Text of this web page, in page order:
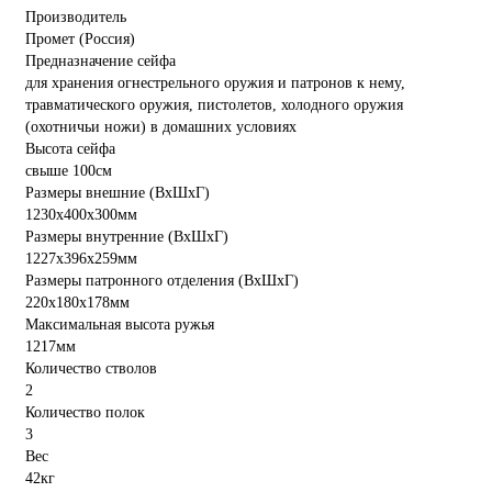
Производитель
Промет (Россия)
Предназначение сейфа
для хранения огнестрельного оружия и патронов к нему,
травматического оружия, пистолетов, холодного оружия
(охотничьи ножи) в домашних условиях
Высота сейфа
свыше 100см
Размеры внешние (ВхШхГ)
1230x400x300мм
Размеры внутренние (ВхШхГ)
1227x396x259мм
Размеры патронного отделения (ВхШхГ)
220х180х178мм
Максимальная высота ружья
1217мм
Количество стволов
2
Количество полок
3
Вес
42кг